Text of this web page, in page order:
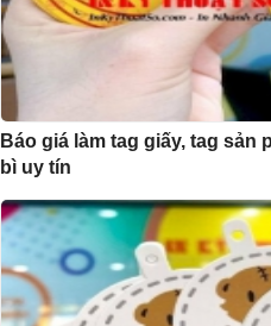
Báo giá làm tag giấy, tag sản
bì uy tín